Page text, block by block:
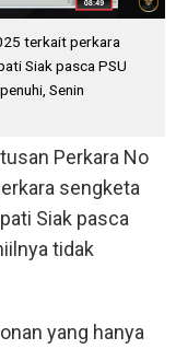
terkait perkara
Siak pasca PSU
Senin
Perkara No
sengketa
Siak pasca
tidak
yang hanya